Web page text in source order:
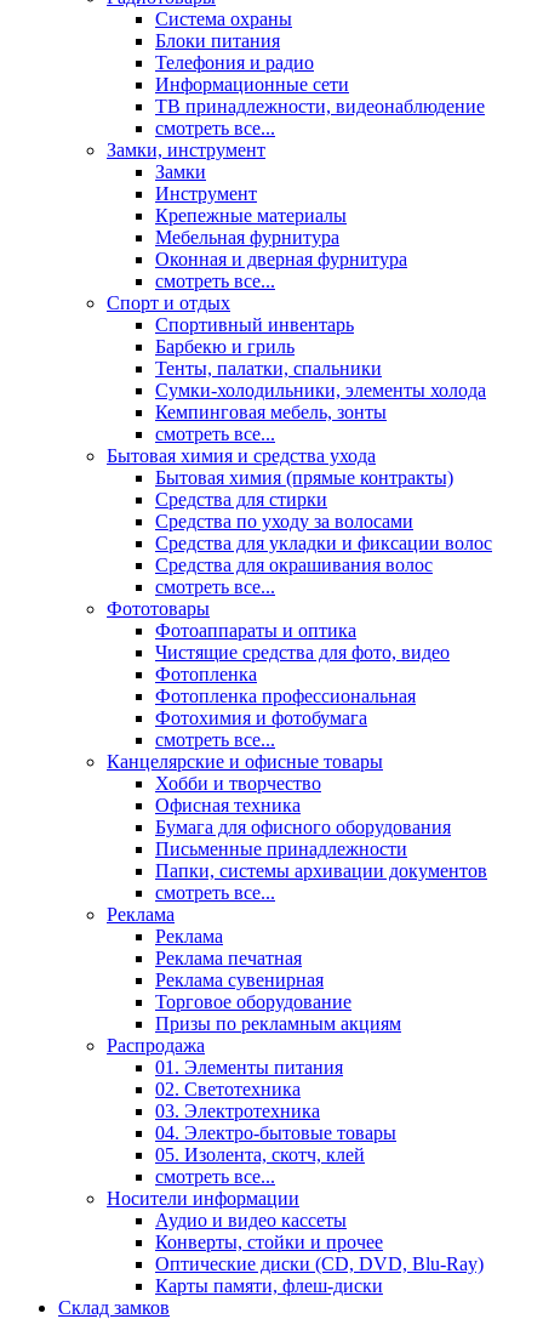
Система охраны
Блоки питания
Телефония и радио
Информационные сети
ТВ принадлежности, видеонаблюдение
смотреть все...
Замки, инструмент
Замки
Инструмент
Крепежные материалы
Мебельная фурнитура
Оконная и дверная фурнитура
смотреть все...
Спорт и отдых
Спортивный инвентарь
Барбекю и гриль
Тенты, палатки, спальники
Сумки-холодильники, элементы холода
Кемпинговая мебель, зонты
смотреть все...
Бытовая химия и средства ухода
Бытовая химия (прямые контракты)
Средства для стирки
Средства по уходу за волосами
Средства для укладки и фиксации волос
Средства для окрашивания волос
смотреть все...
Фототовары
Фотоаппараты и оптика
Чистящие средства для фото, видео
Фотопленка
Фотопленка профессиональная
Фотохимия и фотобумага
смотреть все...
Канцелярские и офисные товары
Хобби и творчество
Офисная техника
Бумага для офисного оборудования
Письменные принадлежности
Папки, системы архивации документов
смотреть все...
Реклама
Реклама
Реклама печатная
Реклама сувенирная
Торговое оборудование
Призы по рекламным акциям
Распродажа
01. Элементы питания
02. Светотехника
03. Электротехника
04. Электро-бытовые товары
05. Изолента, скотч, клей
смотреть все...
Носители информации
Аудио и видео кассеты
Конверты, стойки и прочее
Оптические диски (CD, DVD, Blu-Ray)
Карты памяти, флеш-диски
Склад замков